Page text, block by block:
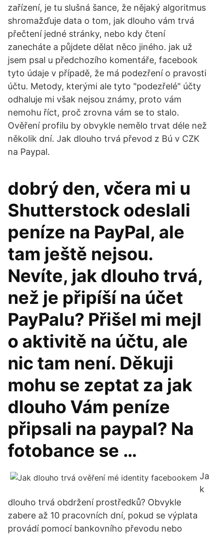
zařízení, je tu slušná šance, že nějaký algoritmus
shromažďuje data o tom, jak dlouho vám trvá
přečtení jedné stránky, nebo kdy čtení
zanecháte a půjdete dělat něco jiného. jak už
jsem psal u předchozího komentáře, facebook
tyto údaje v případě, že má podezření o pravosti
účtu. Metody, kterými ale tyto "podezřelé" účty
odhaluje mi však nejsou známy, proto vám
nemohu říct, proč zrovna vám se to stalo.
Ověření profilu by obvykle nemělo trvat déle než
několik dní. Jak dlouho trvá převod z Bú v CZK
na Paypal.
dobrý den, včera mi u
Shutterstock odeslali
peníze na PayPal, ale
tam ještě nejsou.
Nevíte, jak dlouho trvá,
než je připíší na účet
PayPalu? Přišel mi mejl
o aktivitě na účtu, ale
nic tam není. Děkuji
mohu se zeptat za jak
dlouho Vám peníze
připsali na paypal? Na
fotobance se …
Ja
k
dlouho trvá obdržení prostředků? Obvykle
zabere až 10 pracovních dní, pokud se výplata
provádí pomocí bankovního převodu nebo